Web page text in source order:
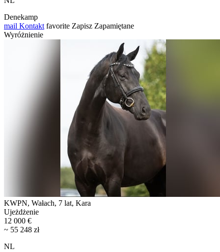
Denekamp
mail Kontakt favorite Zapisz Zapamiętane
Wyróżnienie
KWPN, Wałach, 7 lat, Kara
Ujeżdżenie
12 000 €
~ 55 248 zł
NL